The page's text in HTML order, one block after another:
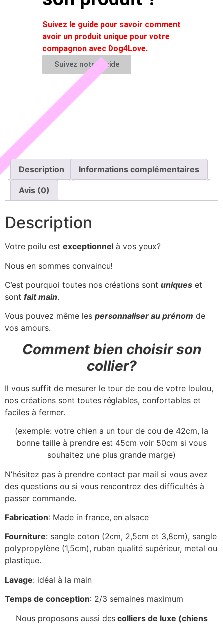
Suivez le guide pour savoir comment
avoir un produit unique pour votre
compagnon avec Dog4Love.
Suivez notre guide
Description Informations complémentaires
Avis (0)
Description
Votre poilu est exceptionnel à vos yeux?
Nous en sommes convaincu!
C’est pourquoi toutes nos créations sont uniques et
sont fait main.
Vous pouvez même les personnaliser au prénom de
vos amours.
Comment bien choisir son
collier?
Il vous suffit de mesurer le tour de cou de votre loulou,
nos créations sont toutes réglables, confortables et
faciles à fermer.
(exemple: votre chien a un tour de cou de 42cm, la
bonne taille à prendre est 45cm voir 50cm si vous
souhaitez une plus grande marge)
N’hésitez pas à prendre contact par mail si vous avez
des questions ou si vous rencontrez des difficultés à
passer commande.
Fabrication: Made in france, en alsace
Fourniture: sangle coton (2cm, 2,5cm et 3,8cm), sangle
polypropylène (1,5cm), ruban qualité supérieur, metal ou
plastique.
Lavage: idéal à la main
Temps de conception: 2/3 semaines maximum
Nous proposons aussi descolliers de luxe (chiens